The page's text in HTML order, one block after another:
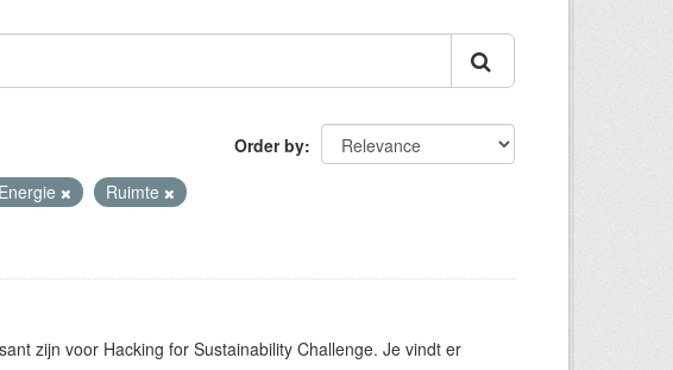
Order by
Energie
Ruimte
zijn voor Hacking for Sustainability Challenge. Je vindt er